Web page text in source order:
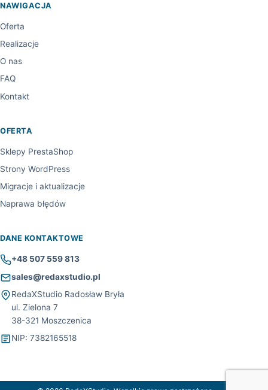
NAWIGACJA
Oferta
Realizacje
O nas
FAQ
Kontakt
OFERTA
Sklepy PrestaShop
Strony WordPress
Migracje i aktualizacje
Naprawa błędów
DANE KONTAKTOWE
+48 507 559 813
sales@redaxstudio.pl
RedaXStudio Radosław Bryła
ul. Zielona 7
38-321 Moszczenica
NIP: 7382165518